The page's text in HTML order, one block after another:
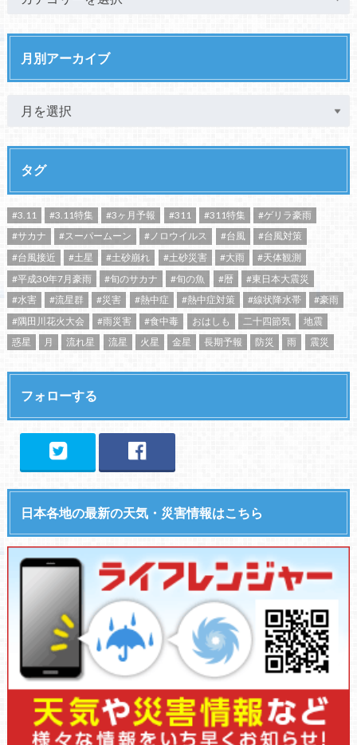
月別アーカイブ
タグ
#3.11 #3.11特集 #3ヶ月予報 #311 #311特集
#ゲリラ豪雨
#サカナ
#スーパームーン #ノロウイルス #台風
#台風対策
#台風接近
#土星 #土砂崩れ #土砂災害 #大雨
#天体観測
#平成30年7月豪雨
#旬のサカナ #旬の魚 #暦
#東日本大震災
#水害
#流星群 #災害 #熱中症 #熱中症対策 #線状降水帯
#豪雨
#隅田川花火大会
#雨災害 #食中毒 おはしも 二十四節気
地震
惑星
月 流れ星 流星 火星 金星 長期予報 防災 雨 震災
フォローする
日本各地の最新の天気・災害情報はこちら